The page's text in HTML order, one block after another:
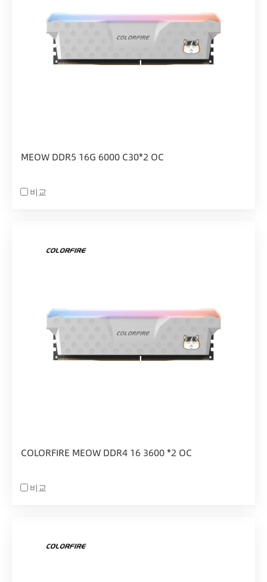
MEOW DDR5 16G 6000 C30*2 OC
비교
COLORFIRE MEOW DDR4 16 3600 *2 OC
비교